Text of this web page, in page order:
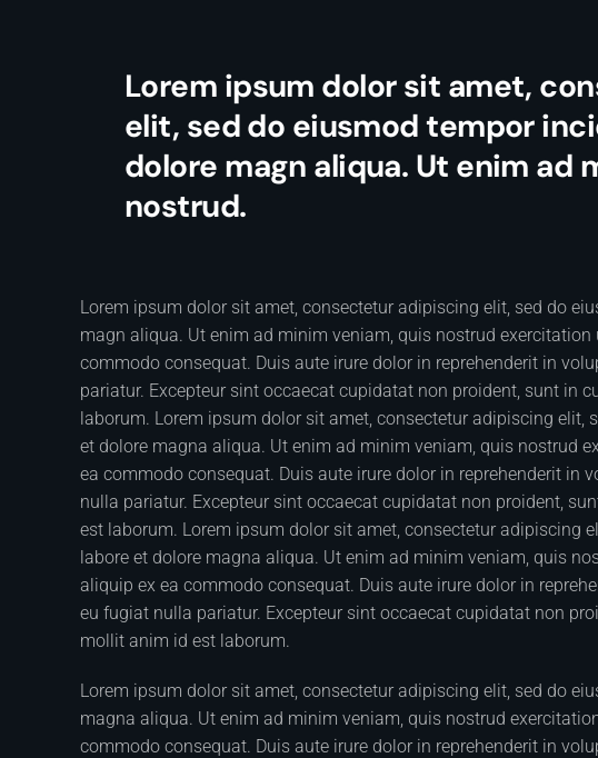
Lorem ipsum dolor sit amet,
elit, sed do eiusmod tempor
dolore magn aliqua. Ut enim ad
nostrud.
Lorem ipsum dolor sit amet, consectetur adipiscing elit, sed do
magn aliqua. Ut enim ad minim veniam, quis nostrud
commodo consequat. Duis aute irure dolor in reprehenderit in
pariatur. Excepteur sint occaecat cupidatat non proident, sunt in
laborum. Lorem ipsum dolor sit amet, consectetur adipiscing elit,
et dolore magna aliqua. Ut enim ad minim veniam, quis nostrud
ea commodo consequat. Duis aute irure dolor in reprehenderit in
nulla pariatur. Excepteur sint occaecat cupidatat non proident,
est laborum. Lorem ipsum dolor sit amet, consectetur adipiscing
labore et dolore magna aliqua. Ut enim ad minim veniam, quis
aliquip ex ea commodo consequat. Duis aute irure dolor in
eu fugiat nulla pariatur. Excepteur sint occaecat cupidatat non
mollit anim id est laborum.
Lorem ipsum dolor sit amet, consectetur adipiscing elit, sed do
magna aliqua. Ut enim ad minim veniam, quis nostrud
commodo consequat. Duis aute irure dolor in reprehenderit in